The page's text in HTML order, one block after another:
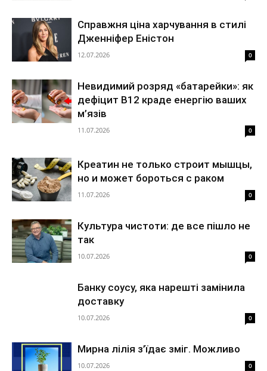
Справжня ціна харчування в стилі
Дженніфер Еністон
12.07.2026 0
Невидимий розряд «батарейки»: як
дефіцит B12 краде енергію ваших
м’язів
11.07.2026 0
Креатин не только строит мышцы,
но и может бороться с раком
11.07.2026 0
Культура чистоти: де все пішло не
так
10.07.2026 0
Банку соусу, яка нарешті замінила
доставку
10.07.2026 0
Мирна лілія з’їдає зміг. Можливо
10.07.2026 0